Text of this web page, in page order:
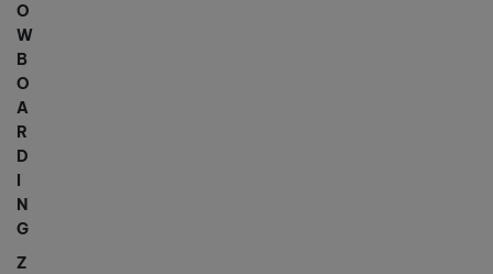
O
W
B
O
A
R
D
N
G
Z